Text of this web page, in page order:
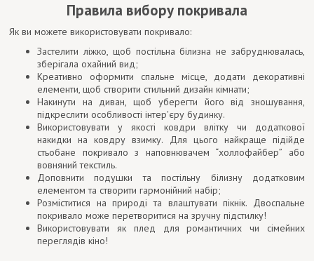
Правила вибору покривала
Як ви можете використовувати покривало:
Застелити ліжко, щоб постільна білизна не забруднювалась,
зберігала охайний вид;
Креативно оформити спальне місце, додати декоративні
елементи, щоб створити стильний дизайн кімнати;
Накинути на диван, щоб уберегти його від зношування,
підкреслити особливості інтер'єру будинку.
Використовувати у якості ковдри влітку чи додаткової
накидки на ковдру взимку. Для цього найкраще підійде
стьобане покривало з наповнювачем “холлофайбер” або
вовняний текстиль.
Доповнити подушки та постільну білизну додатковим
елементом та створити гармонійний набір;
Розміститися на природі та влаштувати пікнік. Двоспальне
покривало може перетворитися на зручну підстилку!
Використовувати як плед для романтичних чи сімейних
переглядів кіно!